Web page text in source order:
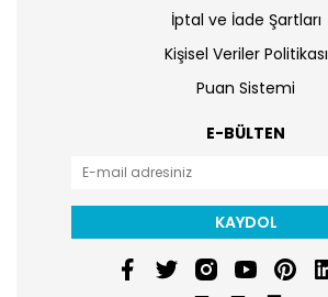
İptal ve İade Şartları
Kişisel Veriler Politikası
Puan Sistemi
E-BÜLTEN
KAYDOL